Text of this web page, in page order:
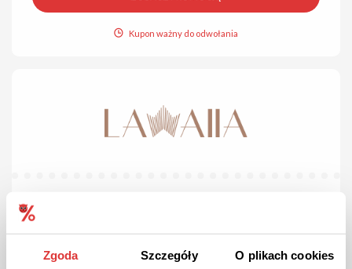
Zgoda Szczegóły O plikach cookies
Kupon ważny do odwołania
Nowości w Lawaiia!
Kolczyki, wisiorki, zawieszki i wiele innych w nowej biżuterii!